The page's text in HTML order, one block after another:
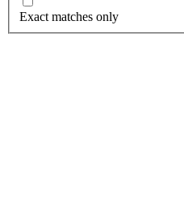
Exact matches only